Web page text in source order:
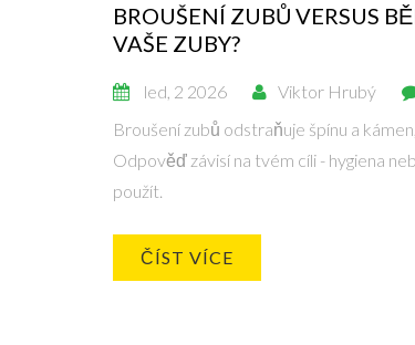
BROUŠENÍ ZUBŮ VERSUS
VAŠE ZUBY?
led, 2 2026 Viktor Hrubý
Broušení zubů odstraňuje špínu a
Odpověď závisí na tvém cíli - hygiena
použít.
ČÍST VÍCE